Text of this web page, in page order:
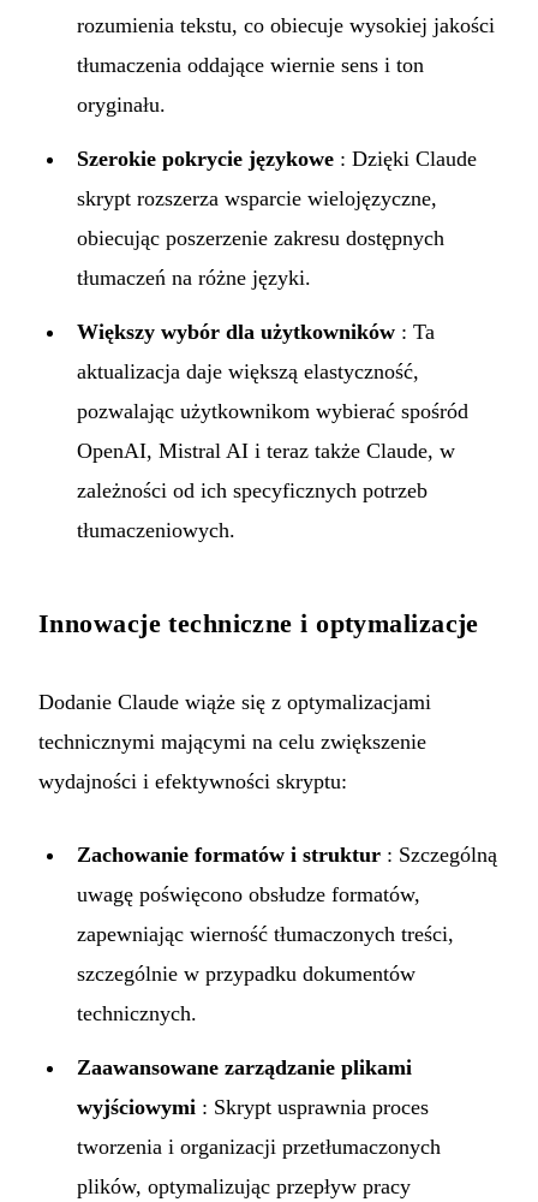
rozumienia tekstu, co obiecuje wysokiej jakości
tłumaczenia oddające wiernie sens i ton
oryginału.
Szerokie pokrycie językowe : Dzięki Claude
skrypt rozszerza wsparcie wielojęzyczne,
obiecując poszerzenie zakresu dostępnych
tłumaczeń na różne języki.
Większy wybór dla użytkowników : Ta
aktualizacja daje większą elastyczność,
pozwalając użytkownikom wybierać spośród
OpenAI, Mistral AI i teraz także Claude, w
zależności od ich specyficznych potrzeb
tłumaczeniowych.
Innowacje techniczne i optymalizacje
Dodanie Claude wiąże się z optymalizacjami
technicznymi mającymi na celu zwiększenie
wydajności i efektywności skryptu:
Zachowanie formatów i struktur : Szczególną
uwagę poświęcono obsłudze formatów,
zapewniając wierność tłumaczonych treści,
szczególnie w przypadku dokumentów
technicznych.
Zaawansowane zarządzanie plikami
wyjściowymi : Skrypt usprawnia proces
tworzenia i organizacji przetłumaczonych
plików, optymalizując przepływ pracy